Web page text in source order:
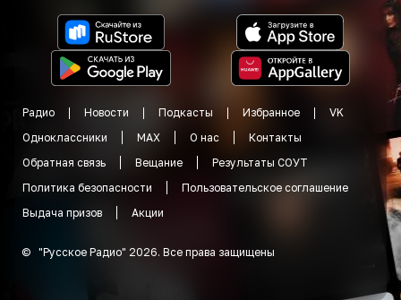
Радио Новости Подкасты Избранное
VK
Одноклассники
MAX О нас
Контакты
Обратная связь
Вещание
Результаты СОУТ
Политика безопасности
Пользовательское соглашение
Выдача призов
Акции
© "Русское Радио" 2026. Все права защищены